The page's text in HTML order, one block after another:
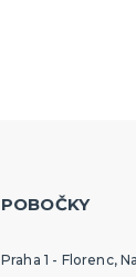
POBOČKY
Praha 1 - Florenc,